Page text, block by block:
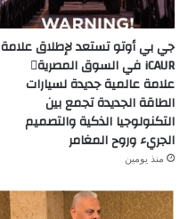
جي بي أوتو تستعد لإطلاق علامة
iCAUR في السوق المصرية
علامة عالمية جديدة لسيارات
الطاقة الجديدة تجمع بين
التكنولوجيا الذكية والتصميم
الجريء وروح المغامر
منذ يومين